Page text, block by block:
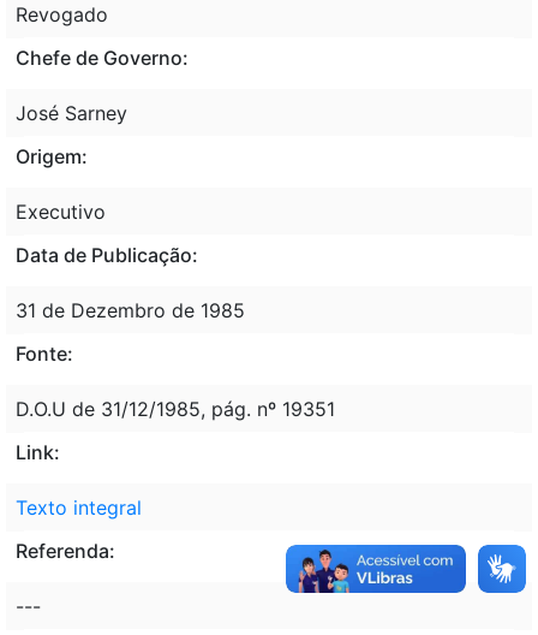
Revogado
Chefe de Governo:
José Sarney
Origem:
Executivo
Data de Publicação:
31 de Dezembro de 1985
Fonte:
D.O.U de 31/12/1985, pág. nº 19351
Link:
Texto integral
Referenda:
---